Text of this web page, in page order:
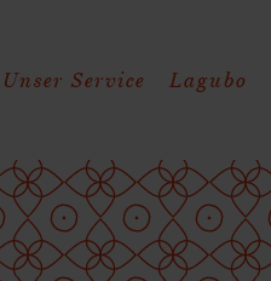
Unser Service Lagubo